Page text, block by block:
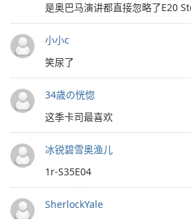
是奥巴马演讲都直接忽略了E20
小小c
笑尿了
34歳の恍惚
这季卡司最喜欢
冰锐碧雪奥渔儿
1r-S35E04
SherlockYale